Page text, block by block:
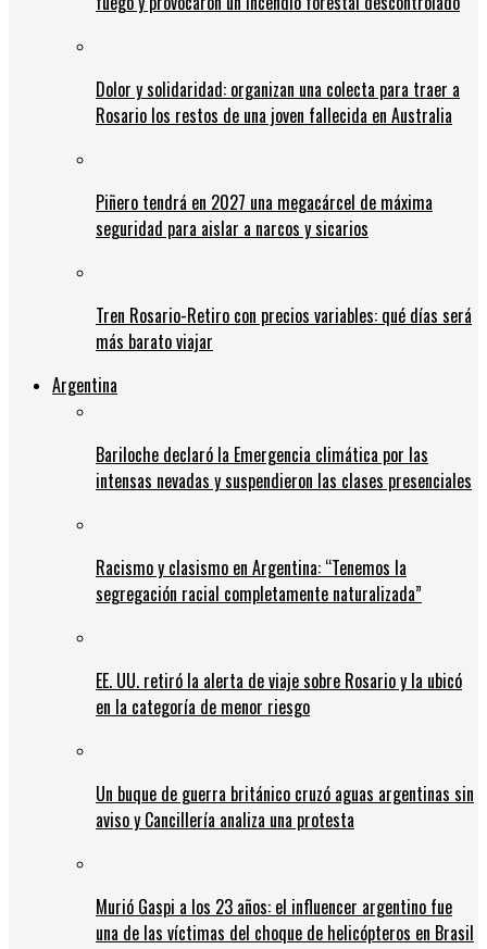
Dolor y solidaridad: organizan una colecta para traer a
Rosario los restos de una joven fallecida en Australia
Piñero tendrá en 2027 una megacárcel de máxima
seguridad para aislar a narcos y sicarios
Tren Rosario-Retiro con precios variables: qué días será
más barato viajar
Argentina
Bariloche declaró la Emergencia climática por las
intensas nevadas y suspendieron las clases presenciales
Racismo y clasismo en Argentina: “Tenemos la
segregación racial completamente naturalizada”
EE. UU. retiró la alerta de viaje sobre Rosario y la ubicó
en la categoría de menor riesgo
Un buque de guerra británico cruzó aguas argentinas sin
aviso y Cancillería analiza una protesta
Murió Gaspi a los 23 años: el influencer argentino fue
una de las víctimas del choque de helicópteros en Brasil